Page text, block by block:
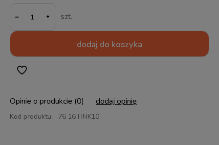
- szt.
dodaj do koszyka
Kod produktu: 76 16 HNK10
Opinie o produkcie (0) dodaj opinię